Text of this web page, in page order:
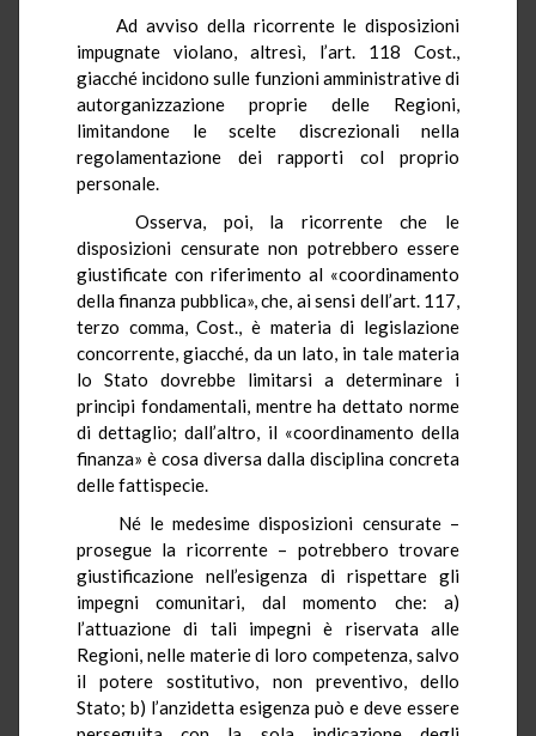
Ad avviso della ricorrente le disposizioni
impugnate violano, altresì, l’art. 118 Cost.,
giacché incidono sulle funzioni amministrative di
autorganizzazione proprie delle Regioni,
limitandone le scelte discrezionali nella
regolamentazione dei rapporti col proprio
personale.
Osserva, poi, la ricorrente che le
disposizioni censurate non potrebbero essere
giustificate con riferimento al «coordinamento
della finanza pubblica», che, ai sensi dell’art. 117,
terzo comma, Cost., è materia di legislazione
concorrente, giacché, da un lato, in tale materia
lo Stato dovrebbe limitarsi a determinare i
principi fondamentali, mentre ha dettato norme
di dettaglio; dall’altro, il «coordinamento della
finanza» è cosa diversa dalla disciplina concreta
delle fattispecie.
Né le medesime disposizioni censurate –
prosegue la ricorrente – potrebbero trovare
giustificazione nell’esigenza di rispettare gli
impegni comunitari, dal momento che: a)
l’attuazione di tali impegni è riservata alle
Regioni, nelle materie di loro competenza, salvo
il potere sostitutivo, non preventivo, dello
Stato; b) l’anzidetta esigenza può e deve essere